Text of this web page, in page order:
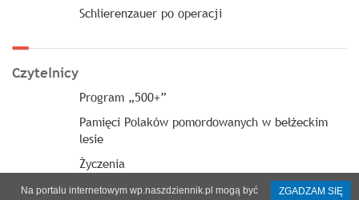
Schlierenzauer po operacji
Czytelnicy
Program „500+”
Pamięci Polaków pomordowanych w bełżeckim
lesie
Życzenia
Na portalu internetowym wp.naszdziennik.pl mogą być
ZGADZAM SIĘ